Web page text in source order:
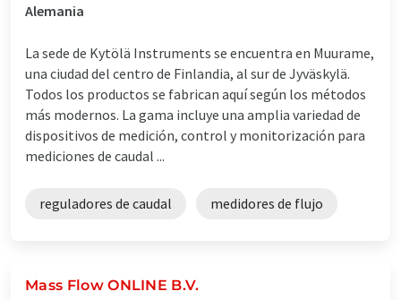
Alemania
La sede de Kytölä Instruments se encuentra en Muurame,
una ciudad del centro de Finlandia, al sur de Jyväskylä.
Todos los productos se fabrican aquí según los métodos
más modernos. La gama incluye una amplia variedad de
dispositivos de medición, control y monitorización para
mediciones de caudal ...
reguladores de caudal medidores de flujo
Mass Flow ONLINE B.V.